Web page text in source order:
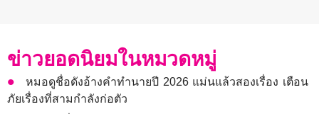
ข่าวยอดนิยมในหมวดหมู่
หมอดูชื่อดังอ้างคำทำนายปี 2026 แม่นแล้วสองเรื่อง เตือน
ภัยเรื่องที่สามกำลังก่อตัว